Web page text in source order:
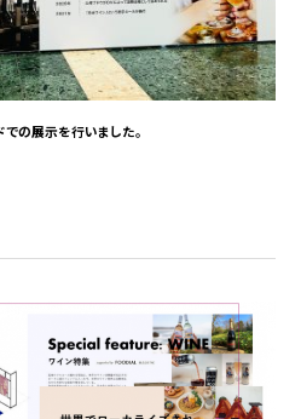
の展示を行いました。